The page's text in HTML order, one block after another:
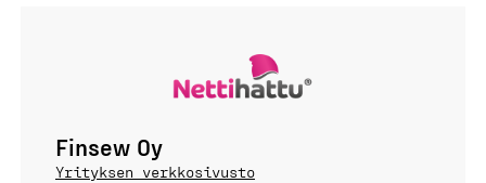
Finsew Oy
Yrityksen verkkosivusto